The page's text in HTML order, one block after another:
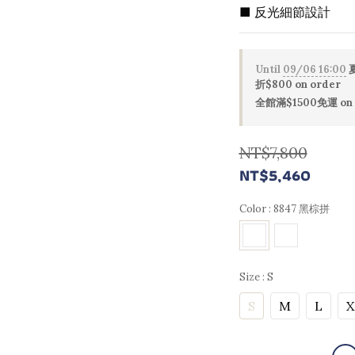
■ 反光細節設計
Until 09/06 16:00
折$800 on order
全館滿$1500免運
NT$7,800
NT$5,460
Color : 8847 黑棕拼
Size : S
S M L